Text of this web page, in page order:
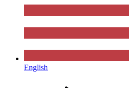
English